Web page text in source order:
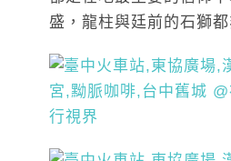
盛，龍柱與廷前的石獅都